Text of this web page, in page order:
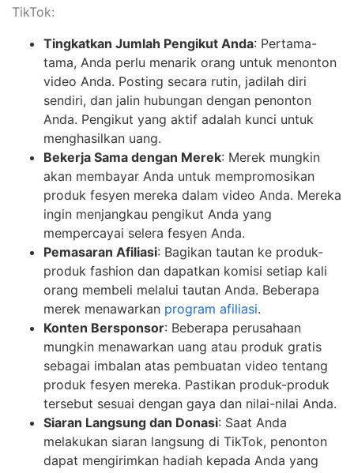
TikTok:
Tingkatkan Jumlah Pengikut Anda: Pertama-
tama, Anda perlu menarik orang untuk menonton
video Anda. Posting secara rutin, jadilah diri
sendiri, dan jalin hubungan dengan penonton
Anda. Pengikut yang aktif adalah kunci untuk
menghasilkan uang.
Bekerja Sama dengan Merek: Merek mungkin
akan membayar Anda untuk mempromosikan
produk fesyen mereka dalam video Anda. Mereka
ingin menjangkau pengikut Anda yang
mempercayai selera fesyen Anda.
Pemasaran Afiliasi: Bagikan tautan ke produk-
produk fashion dan dapatkan komisi setiap kali
orang membeli melalui tautan Anda. Beberapa
merek menawarkan program afiliasi.
Konten Bersponsor: Beberapa perusahaan
mungkin menawarkan uang atau produk gratis
sebagai imbalan atas pembuatan video tentang
produk fesyen mereka. Pastikan produk-produk
tersebut sesuai dengan gaya dan nilai-nilai Anda.
Siaran Langsung dan Donasi: Saat Anda
melakukan siaran langsung di TikTok, penonton
dapat mengirimkan hadiah kepada Anda yang